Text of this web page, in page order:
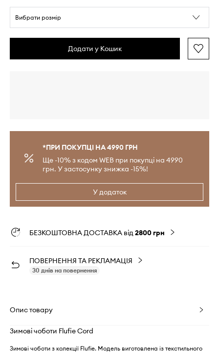
Вибрати розмір
Додати у Кошик
*ПРИ ПОКУПЦІ НА 4990 ГРН
Ще -10% з кодом WEB при покупці на 4990
грн. У застосунку знижка -15%!
У додаток
БЕЗКОШТОВНА ДОСТАВКА від2800 грн
ПОВЕРНЕННЯ ТА РЕКЛАМАЦІЯ
30 днів на повернення
Опис товару
Зимові чоботи Flufie Cord
Зимові чоботи з колекції Flufie. Модель виготовлена із текстильного